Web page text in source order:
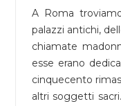
A Roma
palazzi antichi,
chiamate
esse erano
cinquecento
altri soggetti